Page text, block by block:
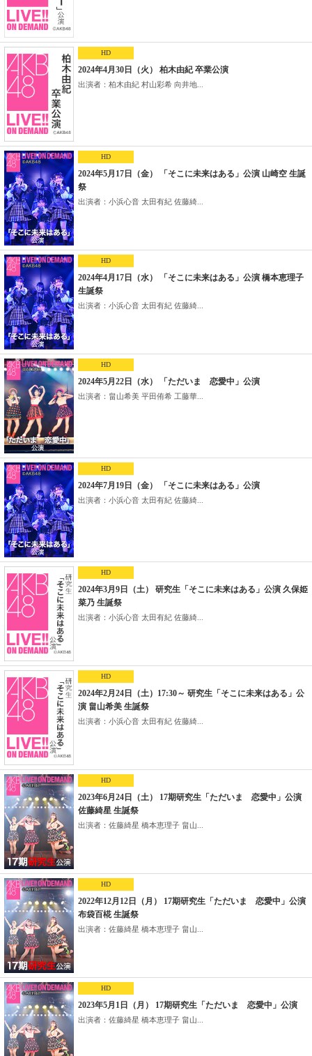
HD
2024年4月30日（火） 柏木由紀 卒業公演
出演者：柏木由紀 村山彩希 向井地...
HD
2024年5月17日（金） 「そこに未来はある」公演 山崎空 生誕
祭
出演者：小浜心音 太田有紀 佐藤綺...
HD
2024年4月17日（水） 「そこに未来はある」公演 橋本恵理子
生誕祭
出演者：小浜心音 太田有紀 佐藤綺...
HD
2024年5月22日（水） 「ただいま 恋愛中」公演
出演者：畠山希美 平田侑希 工藤華...
HD
2024年7月19日（金） 「そこに未来はある」公演
出演者：小浜心音 太田有紀 佐藤綺...
HD
2024年3月9日（土） 研究生「そこに未来はある」公演 久保姫
菜乃 生誕祭
出演者：小浜心音 太田有紀 佐藤綺...
HD
2024年2月24日（土）17:30～ 研究生「そこに未来はある」公
演 畠山希美 生誕祭
出演者：小浜心音 太田有紀 佐藤綺...
HD
2023年6月24日（土） 17期研究生「ただいま 恋愛中」公演
佐藤綺星 生誕祭
出演者：佐藤綺星 橋本恵理子 畠山...
HD
2022年12月12日（月） 17期研究生「ただいま 恋愛中」公演
布袋百椛 生誕祭
出演者：佐藤綺星 橋本恵理子 畠山...
HD
2023年5月1日（月） 17期研究生「ただいま 恋愛中」公演
出演者：佐藤綺星 橋本恵理子 畠山...